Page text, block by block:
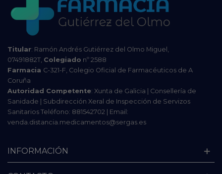
Titular: Ramón Andrés Gutiérrez del Olmo Miguel,
07491882T, Colegiado nº 2588
Farmacia C-321-F, Colegio Oficial de Farmacéuticos de A
Coruña
Autoridad Competente: Xunta de Galicia | Consellería de
Sanidade | Subdirección Xeral de Inspección de Servizos
Sanitarios Teléfono: 881542702 | Email:
venda.distancia.medicamentos@sergas.es
INFORMACIÓN